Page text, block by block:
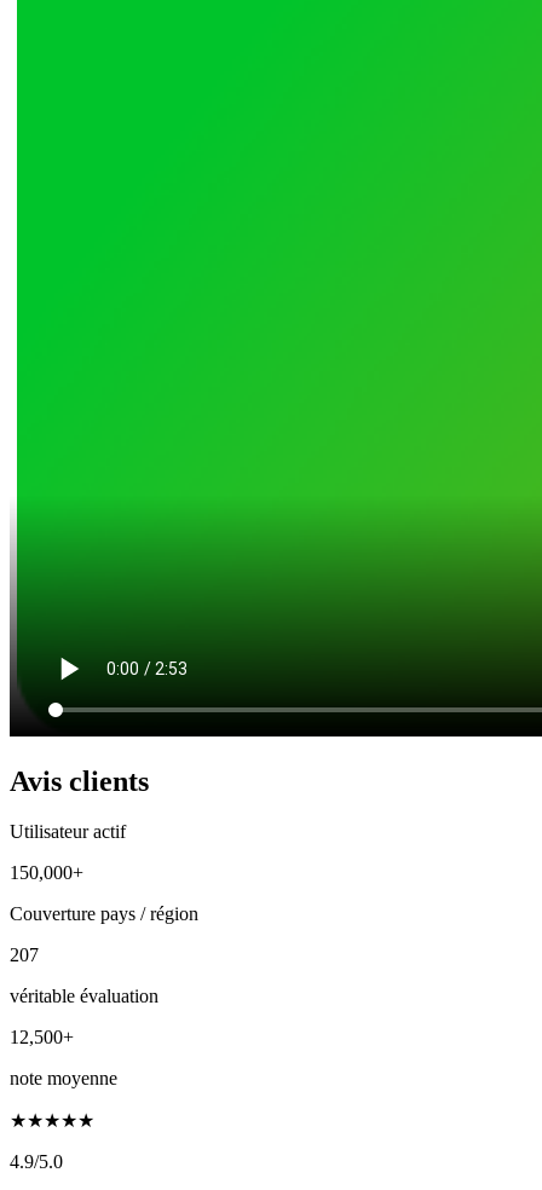
Avis clients
Utilisateur actif
150,000+
Couverture pays / région
207
véritable évaluation
12,500+
note moyenne
★★★★★
4.9/5.0